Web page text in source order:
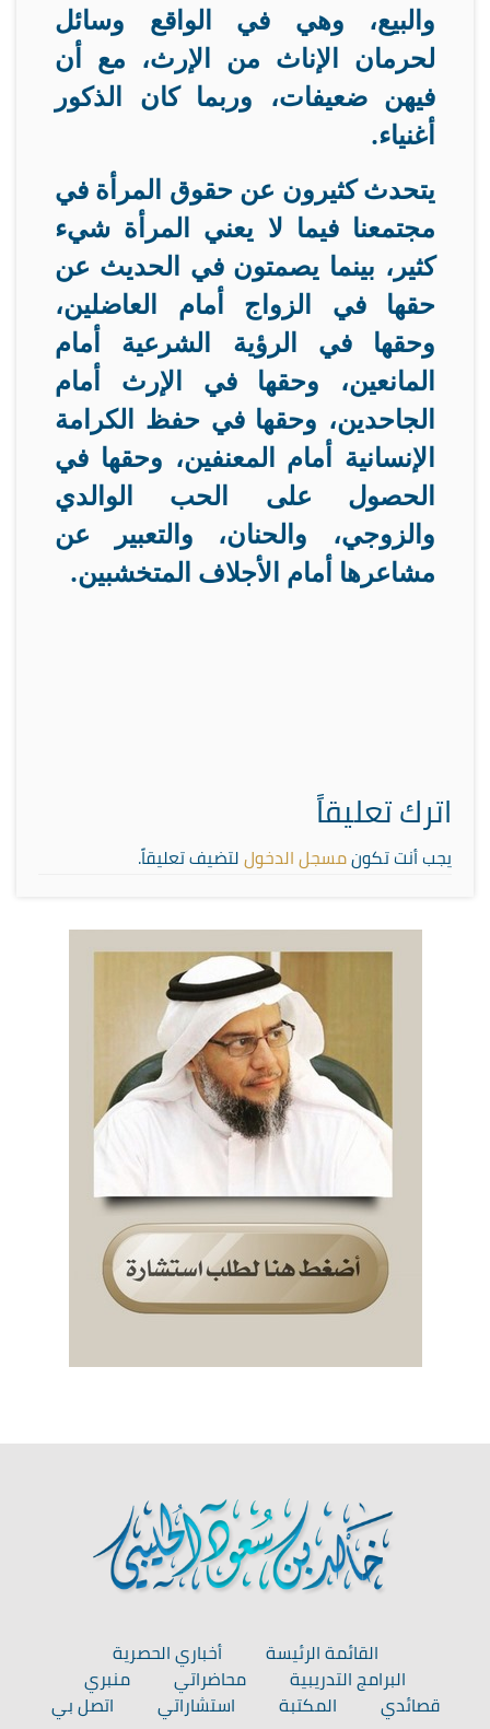
والبيع، وهي في الواقع وسائل
لحرمان الإناث من الإرث، مع أن
فيهن ضعيفات، وربما كان الذكور
أغنياء.
يتحدث كثيرون عن حقوق المرأة في
مجتمعنا فيما لا يعني المرأة شيء
كثير، بينما يصمتون في الحديث عن
حقها في الزواج أمام العاضلين،
وحقها في الرؤية الشرعية أمام
المانعين، وحقها في الإرث أمام
الجاحدين، وحقها في حفظ الكرامة
الإنسانية أمام المعنفين، وحقها في
الحصول على الحب الوالدي
والزوجي، والحنان، والتعبير عن
مشاعرها أمام الأجلاف المتخشبين.
اترك تعليقاً
يجب أنت تكونمسجل الدخوللتضيف تعليقاً.
القائمة الرئيسة
أخباري الحصرية
البرامج التدريبية
محاضراتي
منبري
قصائدي
المكتبة استشاراتي اتصل بي